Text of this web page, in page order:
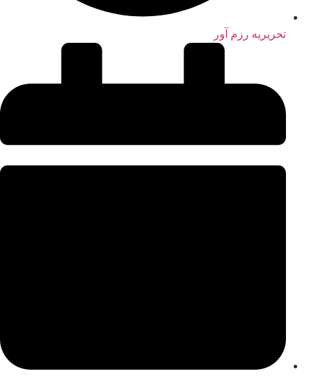
تحریریه رزم آور